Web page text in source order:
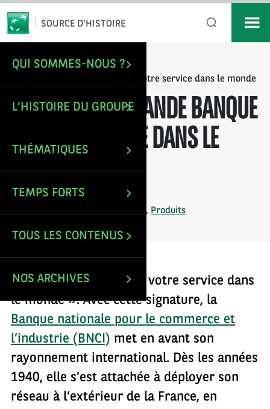
SOURCE D'HISTOIRE
QUI SOMMES-NOUS ?
L'HISTOIRE DU GROUPE
THÉMATIQUES
TEMPS FORTS
TOUS LES CONTENUS
NOS ARCHIVES
ACCUEIL/ IMAGES /
La BNCI, une grande banque à votre service dans le monde
LA BNCI, UNE GRANDE BANQUE
À VOTRE SERVICE DANS LE
MONDE
Mise à jour le : 3 Jan 2025
, Produits
« Une grande banque à votre service dans
le monde ». Avec cette signature, la
Banque nationale pour le commerce et
l’industrie (BNCI) met en avant son
rayonnement international. Dès les années
1940, elle s’est attachée à déployer son
réseau à l’extérieur de la France, en
Email